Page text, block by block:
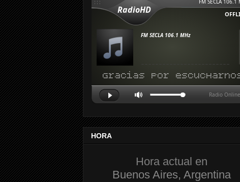
HORA
Hora actual en
Buenos Aires, Argentina